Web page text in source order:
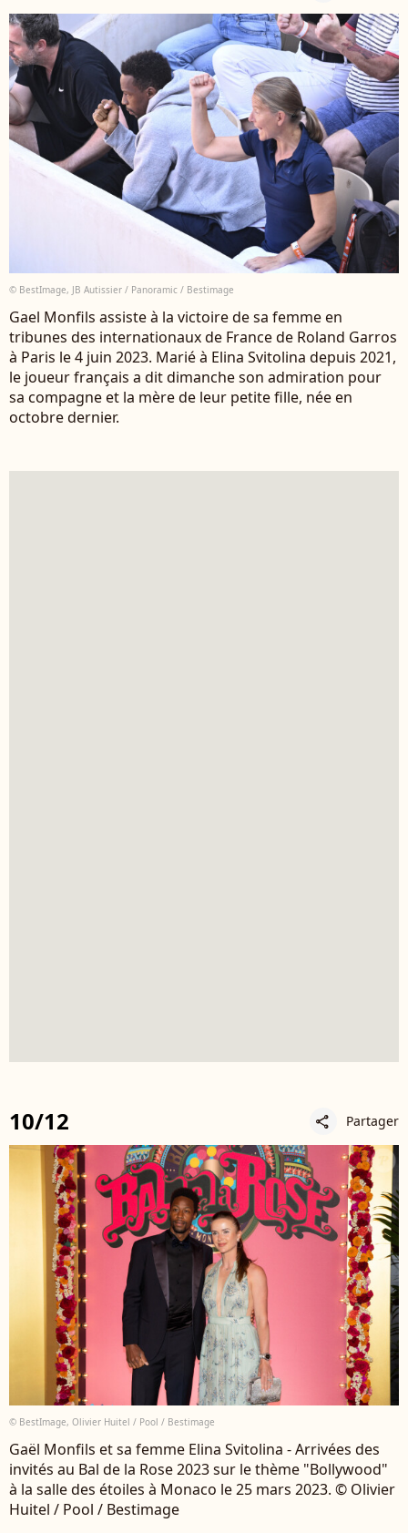
© BestImage, JB Autissier / Panoramic / Bestimage
Gael Monfils assiste à la victoire de sa femme en
tribunes des internationaux de France de Roland Garros
à Paris le 4 juin 2023. Marié à Elina Svitolina depuis 2021,
le joueur français a dit dimanche son admiration pour
sa compagne et la mère de leur petite fille, née en
octobre dernier.
10/12 share Partager
© BestImage, Olivier Huitel / Pool / Bestimage
Gaël Monfils et sa femme Elina Svitolina - Arrivées des
invités au Bal de la Rose 2023 sur le thème "Bollywood"
à la salle des étoiles à Monaco le 25 mars 2023. © Olivier
Huitel / Pool / Bestimage